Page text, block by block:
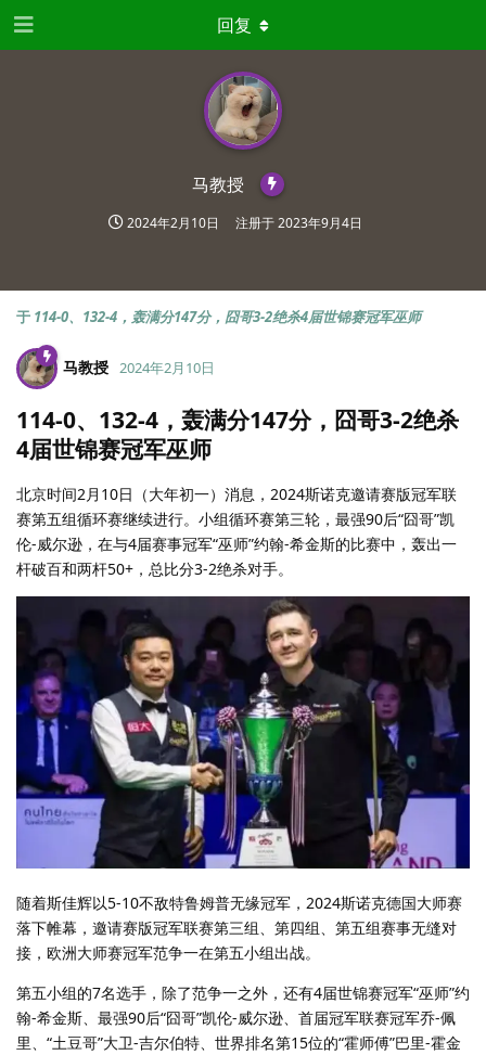
马教授
2024年2月10日 注册于2023年9月4日
回复
于 114-0、132-4，轰满分147分，囧哥3-2绝杀4届世锦赛冠军巫师
马教授 2024年2月10日
114-0、132-4，轰满分147分，囧哥3-2绝杀
4届世锦赛冠军巫师
北京时间2月10日（大年初一）消息，2024斯诺克邀请赛版冠军联
赛第五组循环赛继续进行。小组循环赛第三轮，最强90后“囧哥”凯
伦-威尔逊，在与4届赛事冠军“巫师”约翰-希金斯的比赛中，轰出一
杆破百和两杆50+，总比分3-2绝杀对手。
随着斯佳辉以5-10不敌特鲁姆普无缘冠军，2024斯诺克德国大师赛
落下帷幕，邀请赛版冠军联赛第三组、第四组、第五组赛事无缝对
接，欧洲大师赛冠军范争一在第五小组出战。
第五小组的7名选手，除了范争一之外，还有4届世锦赛冠军“巫师”约
翰-希金斯、最强90后“囧哥”凯伦-威尔逊、首届冠军联赛冠军乔-佩
里、“土豆哥”大卫-吉尔伯特、世界排名第15位的“霍师傅”巴里-霍金